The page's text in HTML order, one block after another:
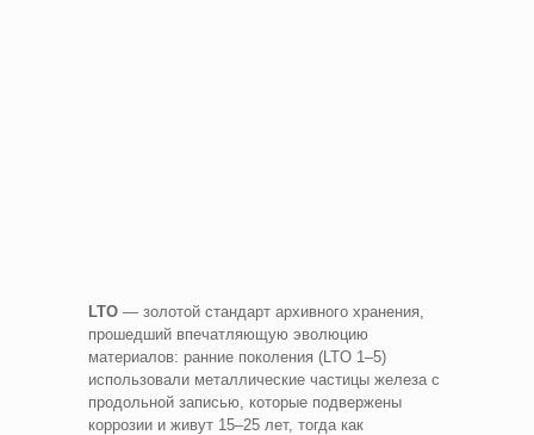
LTO — золотой стандарт архивного хранения,
прошедший впечатляющую эволюцию
материалов: ранние поколения (LTO 1–5)
использовали металлические частицы железа с
продольной записью, которые подвержены
коррозии и живут 15–25 лет, тогда как